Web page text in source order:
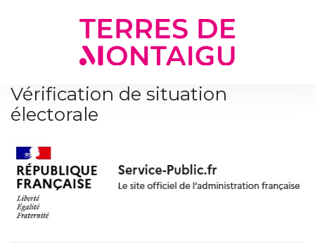
Vérification de situation
électorale